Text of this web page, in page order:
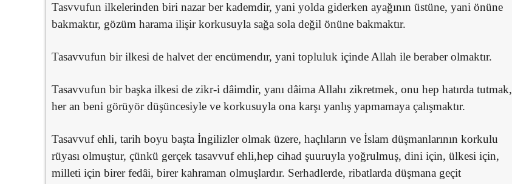
Tasvvufun ilkelerinden biri nazar ber kademdir, yani yolda giderken ayağının üstüne, yani önüne
bakmaktır, gözüm harama ilişir korkusuyla sağa sola değil önüne bakmaktır.
Tasavvufun bir ilkesi de halvet der encümendır, yani topluluk içinde Allah ile beraber olmaktır.
Tasavvufun bir başka ilkesi de zikr-i dâimdir, yanı dâima Allahı zikretmek, onu hep hatırda tutmak,
her an beni görüyör düşüncesiyle ve korkusuyla ona karşı yanlış yapmamaya çalışmaktır.
Tasavvuf ehli, tarih boyu başta İngilizler olmak üzere, haçlıların ve İslam düşmanlarının korkulu
rüyası olmuştur, çünkü gerçek tasavvuf ehli,hep cihad şuuruyla yoğrulmuş, dini için, ülkesi için,
milleti için birer fedâi, birer kahraman olmuşlardır. Serhadlerde, ribatlarda düşmana geçit